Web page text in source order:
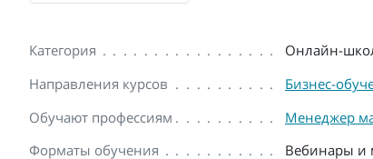
Категория
Онлайн-
Направления курсов
Бизнес-
Обучают профессиям
Менеджер
Форматы обучения
Вебинары и